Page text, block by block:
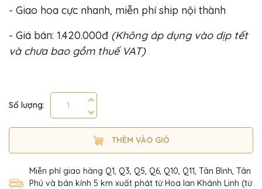
- Giao hoa cực nhanh, miễn phí ship nội thành
- Giá bán: 1.420.000đ (Không áp dụng vào dịp tết
và chưa bao gồm thuế VAT)
Số lượng:
THÊM VÀO GIỎ
Miễn phí giao hàng Q1, Q3, Q5, Q6, Q10, Q11, Tân Bình, Tân
Phú và bán kính 5 km xuất phát từ Hoa lan Khánh Linh (từ